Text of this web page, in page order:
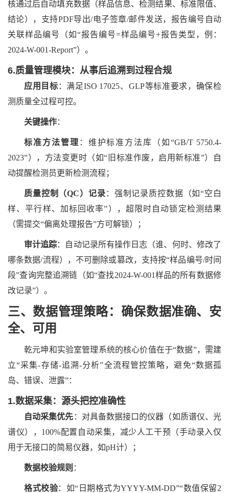
核通过后自动填充数据（样品信息、检测结果、标准限值、
结论），支持PDF导出/电子签章/邮件发送，报告编号自动
关联样品编号（如“报告编号=样品编号+报告类型，例：
2024-W-001-Report”）。
6.质量管理模块：从事后追溯到过程合规
应用目标 ：满足ISO 17025、GLP等标准要求，确保检
测质量全过程可控。
关键操作：
标准方法管理 ：维护标准方法库（如“GB/T 5750.4-
2023”），方法变更时（如“旧标准作废，启用新标准”）自
动提醒检测员更新检测流程；
质量控制（QC）记录 ：强制记录质控数据（如“空白
样、平行样、加标回收率”），超限时自动锁定检测结果
（需提交“偏离处理报告”方可解锁）；
审计追踪：自动记录所有操作日志（谁、何时、修改了
哪条数据/流程），不可删除或篡改，支持按“样品编号/时间
段”查询完整追溯链（如“查找2024-W-001样品的所有数据修
改记录”）。
三、数据管理策略：确保数据准确、安
全、可用
乾元坤和实验室管理系统的核心价值在于“数据”，需建
立“采集-存储-追溯-分析”全流程管控策略，避免“数据孤
岛、错误、泄露”：
1.数据采集：源头把控准确性
自动采集优先 ：对具备数据接口的仪器（如质谱仪、光
谱仪）， 100%配置自动采集，减少人工干预（手动录入仅
用于无接口的简易仪器，如pH计）；
数据校验规则 ：
格式校验：如“日期格式为YYYY-MM-DD”“数值保留2